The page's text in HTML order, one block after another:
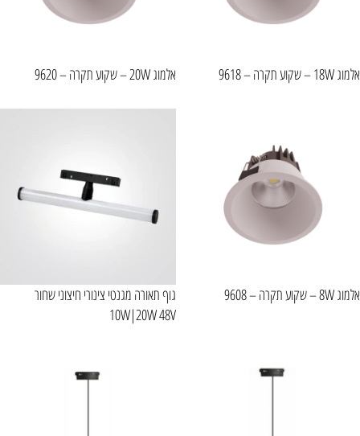
אלמוג 18W – שקוע תקרה – 9618 אלמוג 20W – שקוע תקרה – 9620
אלמוג 8W – שקוע תקרה – 9608
גוף תאורה מגנטי צינורי חיצוני שחור
10W|20W 48V